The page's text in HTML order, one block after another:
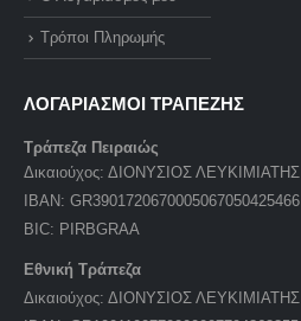
Τρόποι Πληρωμής
ΛΟΓΑΡΙΑΣΜΟΙ ΤΡΑΠΕΖΗΣ
Τράπεζα Πειραιώς
Δικαιούχος: ΔΙΟΝΥΣΙΟΣ ΛΕΥΚΙΜΙΑΤΗΣ
IBAN: GR3901720670005067050425466
BIC: PIRBGRAA
Εθνική Τράπεζα
Δικαιούχος: ΔΙΟΝΥΣΙΟΣ ΛΕΥΚΙΜΙΑΤΗΣ